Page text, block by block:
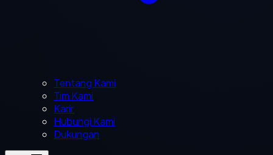
Tentang Kami
Tim Kami
Karir
Hubungi Kami
Dukungan